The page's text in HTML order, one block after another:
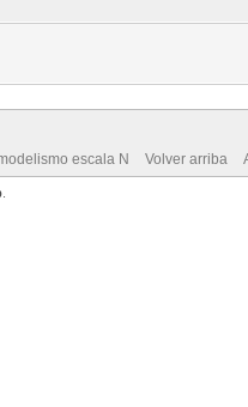
escala N Volver arriba